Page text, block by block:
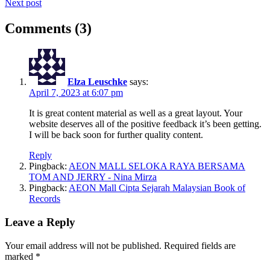
navigation
Next post
Comments (3)
Elza Leuschke says:
April 7, 2023 at 6:07 pm
It is great content material as well as a great layout. Your
website deserves all of the positive feedback it’s been getting.
I will be back soon for further quality content.
Reply
Pingback: AEON MALL SELOKA RAYA BERSAMA
TOM AND JERRY - Nina Mirza
Pingback: AEON Mall Cipta Sejarah Malaysian Book of
Records
Leave a Reply
Your email address will not be published. Required fields are
marked *